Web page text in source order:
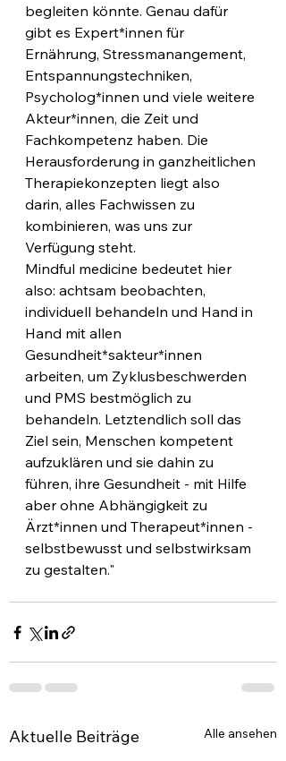
begleiten könnte. Genau dafür
gibt es Expert*innen für
Ernährung, Stressmanangement,
Entspannungstechniken,
Psycholog*innen und viele weitere
Akteur*innen, die Zeit und
Fachkompetenz haben. Die
Herausforderung in ganzheitlichen
Therapiekonzepten liegt also
darin, alles Fachwissen zu
kombinieren, was uns zur
Verfügung steht.
Mindful medicine bedeutet hier
also: achtsam beobachten,
individuell behandeln und Hand in
Hand mit allen
Gesundheit*sakteur*innen
arbeiten, um Zyklusbeschwerden
und PMS bestmöglich zu
behandeln. Letztendlich soll das
Ziel sein, Menschen kompetent
aufzuklären und sie dahin zu
führen, ihre Gesundheit - mit Hilfe
aber ohne Abhängigkeit zu
Ärzt*innen und Therapeut*innen -
selbstbewusst und selbstwirksam
zu gestalten."
Aktuelle Beiträge Alle ansehen